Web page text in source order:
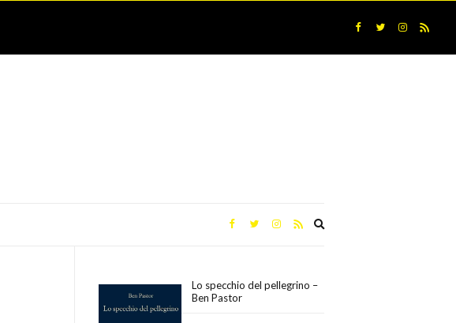
Lo specchio del pellegrino –
Ben Pastor